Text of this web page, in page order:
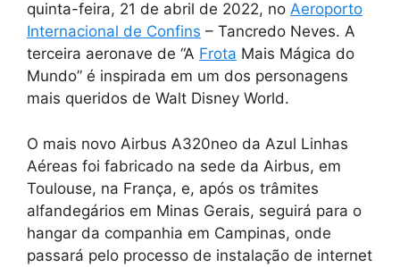
quinta-feira, 21 de abril de 2022, no Aeroporto
Internacional de Confins – Tancredo Neves. A
terceira aeronave de “A Frota Mais Mágica do
Mundo” é inspirada em um dos personagens
mais queridos de Walt Disney World.
O mais novo Airbus A320neo da Azul Linhas
Aéreas foi fabricado na sede da Airbus, em
Toulouse, na França, e, após os trâmites
alfandegários em Minas Gerais, seguirá para o
hangar da companhia em Campinas, onde
passará pelo processo de instalação de internet